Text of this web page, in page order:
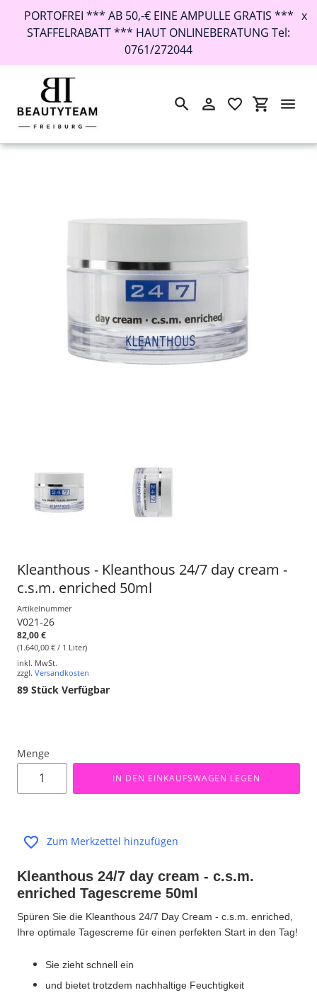
Direkt
Inhalt
PORTOFREI *** AB 50,-€ EINE AMPULLE GRATIS ***
STAFFELRABATT *** HAUT ONLINEBERATUNG Tel:
0761/272044
x
SuchenEinloggen
Startseite › Kleanthous 24/7 day cream - c.s.m. enriched 50ml
Kleanthous - Kleanthous 24/7 day cream -
c.s.m. enriched 50ml
Artikelnummer
V021-26
82,00 €
(1.640,00 € / 1 Liter)
inkl. MwSt.
zzgl. Versandkosten
89 Stück Verfügbar
Menge
IN DEN EINKAUFSWAGEN LEGEN
Zum Merkzettel hinzufügen
Kleanthous 24/7 day cream - c.s.m.
enriched Tagescreme 50ml
Spüren Sie die Kleanthous 24/7 Day Cream - c.s.m. enriched,
Ihre optimale Tagescreme für einen perfekten Start in den Tag!
Sie zieht schnell ein
und bietet trotzdem nachhaltige Feuchtigkeit